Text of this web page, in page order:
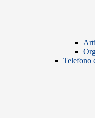
Telefono